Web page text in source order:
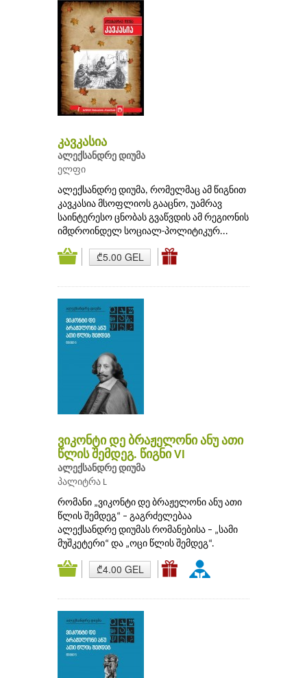
კავკასია
ალექსანდრე დიუმა
ელფი
ალექსანდრე დიუმა, რომელმაც ამ წიგნით
კავკასია მსოფლიოს გააცნო, უამრავ
საინტერესო ცნობას გვაწვდის ამ რეგიონის
იმდროინდელ სოციალ-პოლიტიკურ...
₾5.00 GEL
ვიკონტი დე ბრაჟელონი ანუ ათი
წლის შემდეგ. წიგნი VI
ალექსანდრე დიუმა
პალიტრა L
რომანი „ვიკონტი დე ბრაჟელონი ანუ ათი
წლის შემდეგ“ – გაგრძელებაა
ალექსანდრე დიუმას რომანებისა – „სამი
მუშკეტერი“ და „ოცი წლის შემდეგ“.
₾4.00 GEL